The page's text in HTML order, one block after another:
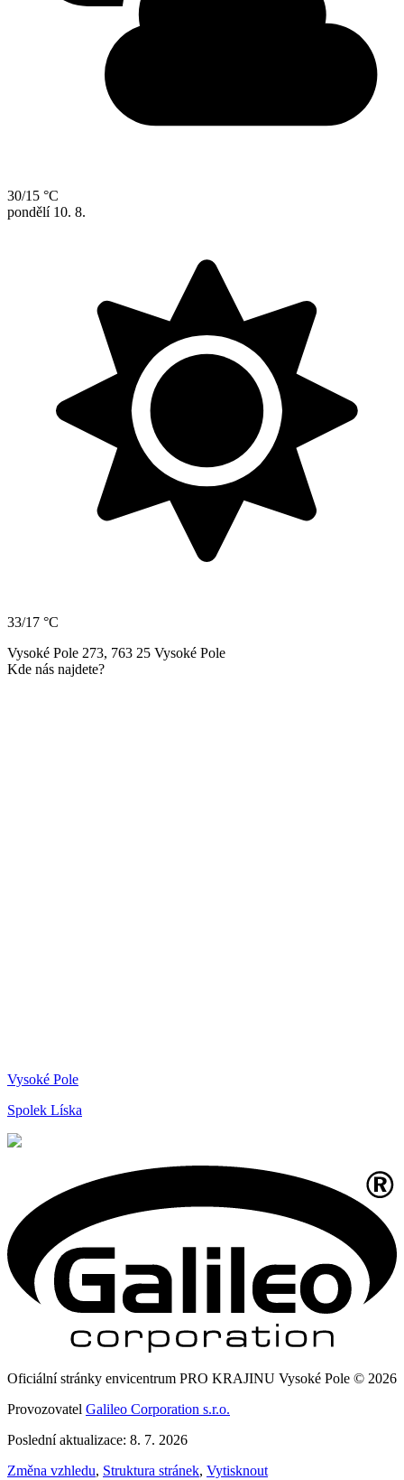
30/15 °C
pondělí 10. 8.
33/17 °C
Vysoké Pole 273, 763 25 Vysoké Pole
Kde nás najdete?
Vysoké Pole
Spolek Líska
Oficiální stránky envicentrum PRO KRAJINU Vysoké Pole © 2026
Provozovatel Galileo Corporation s.r.o.
Poslední aktualizace: 8. 7. 2026
Změna vzhledu, Struktura stránek, Vytisknout